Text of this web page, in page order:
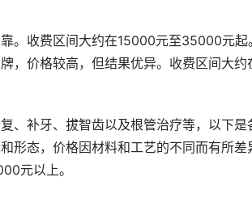
。收费区间大约在15000元至35000元起。
，价格较高，但结果优异。收费区间大
、补牙、拔智齿以及根管治疗等，以下是
形态，价格因材料和工艺的不同而有所
元以上。